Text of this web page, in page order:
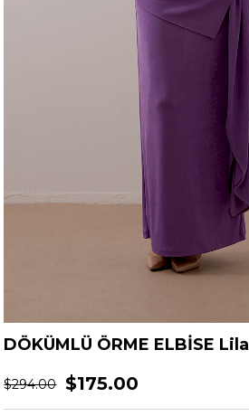
DÖKÜMLÜ ÖRME ELBİSE Lila
$294.00 $175.00